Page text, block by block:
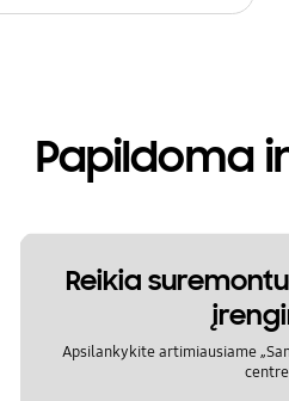
Papildoma
Reikia
Apsilankykite artimiausiame
centre